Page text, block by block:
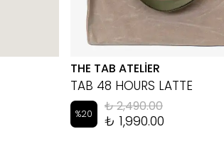
THE TAB ATELİER
TAB 48 HOURS LATTE
%20 ₺ 2,490.00
₺ 1,990.00